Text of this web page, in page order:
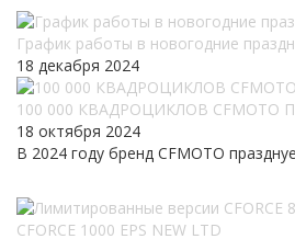
График работы в новогодние
18 декабря 2024
100 000 КВАДРОЦИКЛОВ
18 октября 2024
В 2024 году бренд CFMOTO